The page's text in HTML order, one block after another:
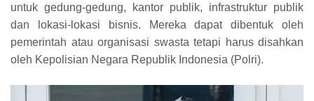
untuk gedung-gedung, kantor publik, infrastruktur publik
dan lokasi-lokasi bisnis. Mereka dapat dibentuk oleh
pemerintah atau organisasi swasta tetapi harus disahkan
oleh Kepolisian Negara Republik Indonesia (Polri).